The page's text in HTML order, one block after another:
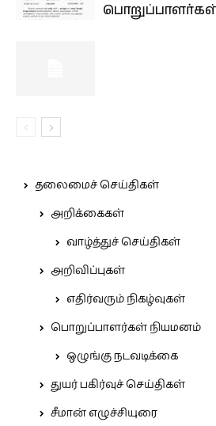
தலைமைச் செய்திகள்
அறிக்கைகள்
வாழ்த்துச் செய்திகள்
அறிவிப்புகள்
எதிர்வரும் நிகழ்வுகள்
பொறுப்பாளர்கள் நியமனம்
ஒழுங்கு நடவடிக்கை
துயர் பகிர்வுச் செய்திகள்
சீமான் எழுச்சியுரை